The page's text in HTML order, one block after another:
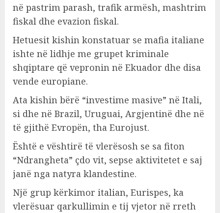
në pastrim parash, trafik armësh, mashtrim
fiskal dhe evazion fiskal.
Hetuesit kishin konstatuar se mafia italiane
ishte në lidhje me grupet kriminale
shqiptare që vepronin në Ekuador dhe disa
vende europiane.
Ata kishin bërë “investime masive” në Itali,
si dhe në Brazil, Uruguai, Argjentinë dhe në
të gjithë Evropën, tha Eurojust.
Është e vështirë të vlerësosh se sa fiton
“Ndrangheta” çdo vit, sepse aktivitetet e saj
janë nga natyra klandestine.
Një grup kërkimor italian, Eurispes, ka
vlerësuar qarkullimin e tij vjetor në rreth